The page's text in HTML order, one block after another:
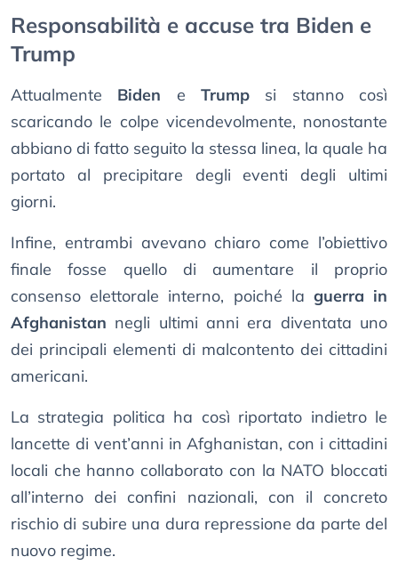
Responsabilità e accuse tra Biden e
Trump
Attualmente Biden eTrump si stanno così
scaricando le colpe vicendevolmente, nonostante
abbiano di fatto seguito la stessa linea, la quale ha
portato al precipitare degli eventi degli ultimi
giorni.
Infine, entrambi avevano chiaro come l’obiettivo
finale fosse quello di aumentare il proprio
consenso elettorale interno, poiché la guerra in
Afghanistan negli ultimi anni era diventata uno
dei principali elementi di malcontento dei cittadini
americani.
La strategia politica ha così riportato indietro le
lancette di vent’anni in Afghanistan, con i cittadini
locali che hanno collaborato con la NATO bloccati
all’interno dei confini nazionali, con il concreto
rischio di subire una dura repressione da parte del
nuovo regime.